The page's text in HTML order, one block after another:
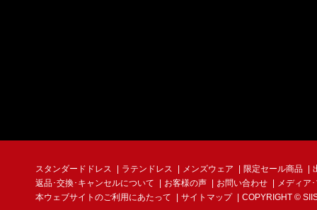
スタンダードドレス ラテンドレス メンズウェア 限定セール商品
返品･交換･キャンセルについて
お客様の声 お問い合わせ
メディア
本ウェブサイトのご利用にあたって
サイトマップ COPYRIGHT ©